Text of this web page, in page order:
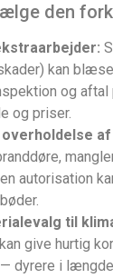
den
kan
og
og priser.
overholdelse
autorisation
til
give hurtig
dyrere i